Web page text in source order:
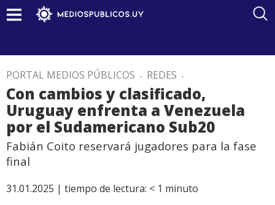
PORTAL MEDIOS PÚBLICOS . REDES .
Con cambios y clasificado,
Uruguay enfrenta a Venezuela
por el Sudamericano Sub20
Fabián Coito reservará jugadores para la fase
final
31.01.2025 | tiempo de lectura: < 1 minuto